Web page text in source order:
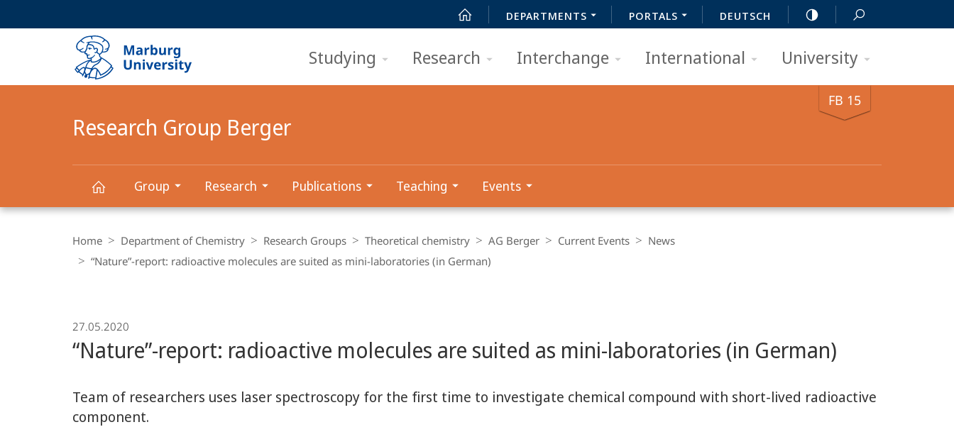
DEPARTMENTS PORTALS DEUTSCH
Studying Research Interchange International University
FB 15
Research Group Berger
Group
Group Research Publications Teaching Events
Navigation
Home Department of Chemistry Research Groups Theoretical chemistry AG Berger Current Events
News
“Nature”-report: radioactive molecules are suited as mini-laboratories (in German)
27.05.2020
“Nature”-report: radioactive molecules are suited as mini-laboratories (in German)
Team of researchers uses laser spectroscopy for the first time to investigate chemical compound with short-lived radioactive
component.